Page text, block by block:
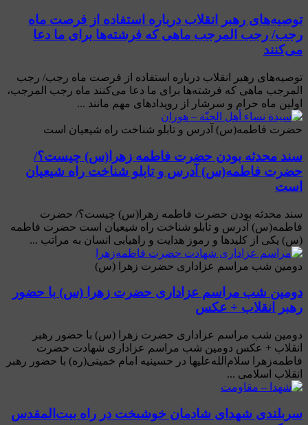
توصیه‌های رهبر انقلاب درباره استفاده از فرصت ماه
رجب/ رجب المرجب ماهی که فرشته‌ها برای ما دعا
می‌کنند
توصیه‌های رهبر انقلاب درباره استفاده از فرصت ماه رجب/ رجب
المرجب ماهی که فرشته‌ها برای ما دعا می‌کنند ماه رجب المرجب،
اولین ماه حرام و سرشار از رویدادهای مهم مانند ...
حضرت فاطمه(س) آدرس و تابلو شناخت راه شیعیان است
سند محدثه بودن حضرت فاطمه زهرا(س) چیست؟/
حضرت فاطمه(س) آدرس و تابلو شناخت راه شیعیان
است
سند محدثه بودن حضرت فاطمه زهرا(س) چیست؟/ حضرت
فاطمه(س) آدرس و تابلو شناخت راه شیعیان است حضرت فاطمه
(س) یکی از کلید‌ها و رموز هدایت و راهیابی انسان به مراتب ...
دومین شب مراسم عزاداری حضرت زهرا (س)
دومین شب مراسم عزاداری حضرت زهرا (س) با حضور
رهبر انقلاب + عکس
دومین شب مراسم عزاداری حضرت زهرا (س) با حضور رهبر
انقلاب + عکس دومین شب مراسم عزاداری شهادت حضرت
فاطمه‌زهرا سلام‌الله‌علیها در حسینیه امام خمینی(ره) با حضور رهبر
انقلاب اسلامی ...
سربلندی شهدای شادمان خوشبخت در راه بیت‌المقدس